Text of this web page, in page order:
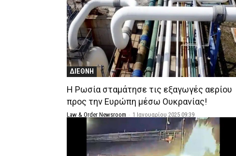
ΔΙΕΘΝΗ
Η Ρωσία σταμάτησε τις εξαγωγές αερίου
προς την Ευρώπη μέσω Ουκρανίας!
Law & Order Newsroom - 1 Ιανουαρίου 2025 09:39